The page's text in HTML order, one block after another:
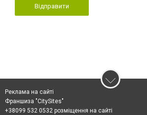
Відправити
Реклама на сайті
Франшиза "CitySites"
+38099 532 0532 розміщення на сайті